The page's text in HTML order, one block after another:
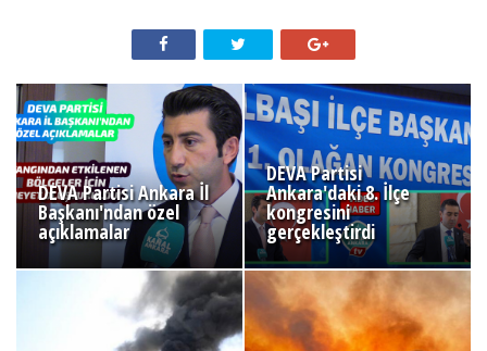
DEVA Partisi Ankara İl
Başkanı'ndan özel
açıklamalar
DEVA Partisi
Ankara'daki 8. İlçe
kongresini
gerçekleştirdi